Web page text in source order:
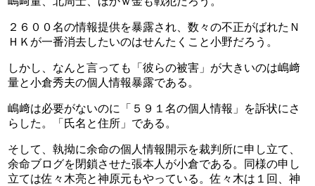
２６００名の情報提供を暴露され、数々の不正がばれたＮ
ＨＫが一番消去したいのはせんたくこと小野だろう。
しかし、なんと言っても「彼らの被害」が大きいのは嶋﨑
量と小倉秀夫の個人情報暴露である。
嶋﨑は必要がないのに「５９１名の個人情報」を訴状にさ
らした。「氏名と住所」である。
そして、執拗に余命の個人情報開示を裁判所に申し立て、
余命ブログを閉鎖させた張本人が小倉である。同様の申し
立ては佐々木亮と神原元もやっている。佐々木は１回、神